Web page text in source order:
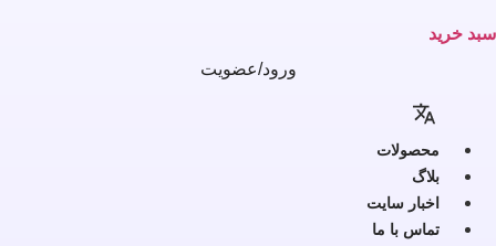
خرید
ورود/عضویت
محصولات
بلاگ
اخبار سایت
تماس با ما